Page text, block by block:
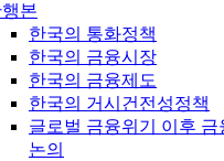
본
한국의 통화정책
한국의 금융시장
한국의 금융제도
한국의 거시건전성정책
글로벌 금융위기 이후 금
논의